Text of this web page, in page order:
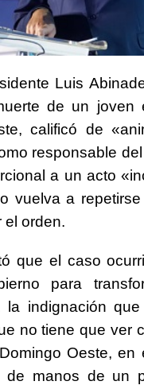
Luis
de un joven
calificó de
responsable
a un acto
vuelva a
el orden.
que el caso
para
la indignación
no tiene que ver
Oeste, en
de manos de un